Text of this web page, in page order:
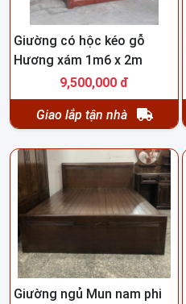
Giường có hộc kéo gỗ
Hương xám 1m6 x 2m
9,500,000 đ
Giao lắp tận nhà
Giường ngủ Mun nam phi